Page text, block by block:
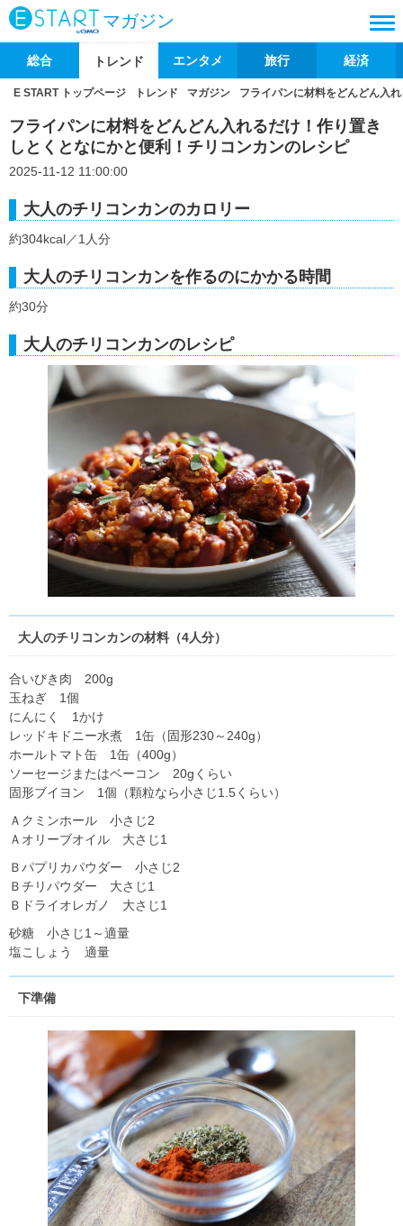
マガジン
総合 トレンド エンタメ 旅行 経済
E START トップページ トレンド マガジン フライパンに材料をどんどん入
フライパンに材料をどんどん入れるだけ！作り置き
しとくとなにかと便利！チリコンカンのレシピ
2025-11-12 11:00:00
大人のチリコンカンのカロリー
約304kcal／1人分
大人のチリコンカンを作るのにかかる時間
約30分
大人のチリコンカンのレシピ
大人のチリコンカンの材料（4人分）
合いびき肉 200g
玉ねぎ 1個
にんにく 1かけ
レッドキドニー水煮 1缶（固形230～240g）
ホールトマト缶 1缶（400g）
ソーセージまたはベーコン 20gくらい
固形ブイヨン 1個（顆粒なら小さじ1.5くらい）
Ａクミンホール 小さじ2
Ａオリーブオイル 大さじ1
Ｂパプリカパウダー 小さじ2
Ｂチリパウダー 大さじ1
Ｂドライオレガノ 大さじ1
砂糖 小さじ1～適量
塩こしょう 適量
下準備